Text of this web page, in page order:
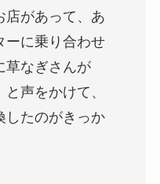
店があって、あ
ーに乗り合わせ
草なぎさんが
声をかけて、
したのがきっか